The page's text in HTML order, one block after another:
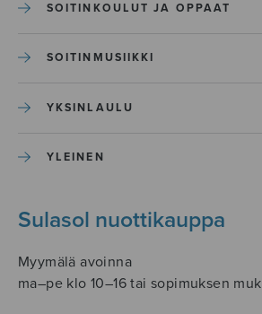
SOITINKOULUT JA OPPAAT
SOITINMUSIIKKI
YKSINLAULU
YLEINEN
Sulasol nuottikauppa
Myymälä avoinna
ma–pe klo 10–16 tai sopimuksen